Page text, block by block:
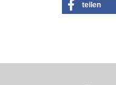
teilen